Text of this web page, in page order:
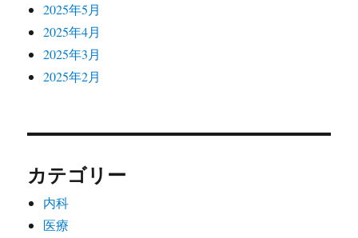
2025年5月
2025年4月
2025年3月
2025年2月
カテゴリー
内科
医療